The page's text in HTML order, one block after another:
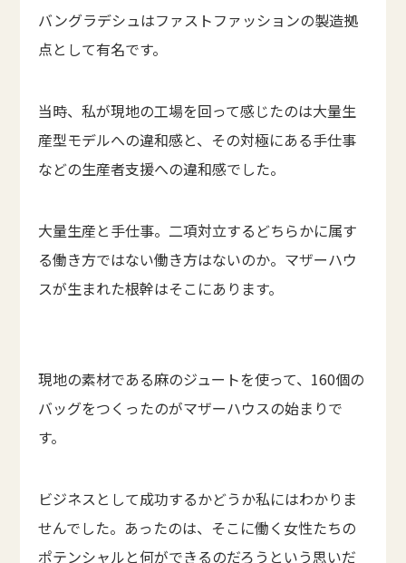
バングラデシュはファストファッションの製造拠
点として有名です。
当時、私が現地の工場を回って感じたのは大量生
産型モデルへの違和感と、その対極にある手仕事
などの生産者支援への違和感でした。
大量生産と手仕事。二項対立するどちらかに属す
る働き方ではない働き方はないのか。マザーハウ
スが生まれた根幹はそこにあります。
現地の素材である麻のジュートを使って、160個の
バッグをつくったのがマザーハウスの始まりで
す。
ビジネスとして成功するかどうか私にはわかりま
せんでした。あったのは、そこに働く女性たちの
ポテンシャルと何ができるのだろうという思いだ